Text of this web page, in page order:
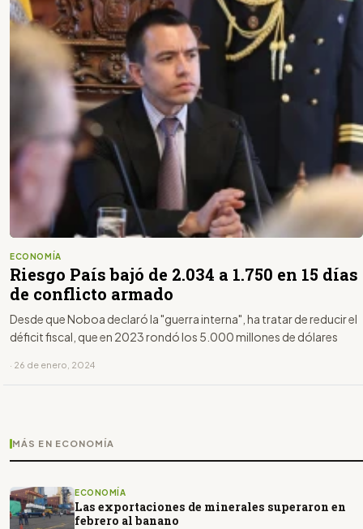
ECONOMÍA
Riesgo País bajó de 2.034 a 1.750 en 15 días
de conflicto armado
Desde que Noboa declaró la "guerra interna", ha tratar de reducir el
déficit fiscal, que en 2023 rondó los 5.000 millones de dólares
· 26 de enero, 2024
MÁS EN ECONOMÍA
ECONOMÍA
Las exportaciones de minerales superaron en
febrero al banano